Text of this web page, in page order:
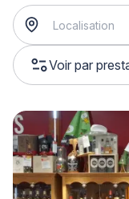
Voir par